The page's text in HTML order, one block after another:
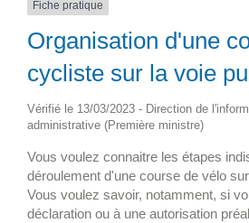
Fiche pratique
Organisation d'une
cycliste sur la voie
Vérifié le 13/03/2023 - Direction de
administrative (Première ministre)
Vous voulez connaitre les étapes
déroulement d'une course de vélo
Vous voulez savoir, notamment, si
déclaration ou à une autorisation